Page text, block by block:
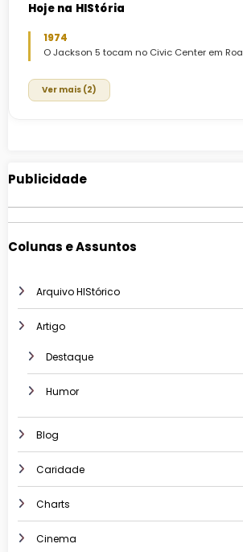
Hoje na HIStória
1974
O Jackson 5 tocam no Civic Center em
Ver mais (2)
Publicidade
Colunas e Assuntos
Arquivo HIStórico
Artigo
Destaque
Humor
Blog
Caridade
Charts
Cinema